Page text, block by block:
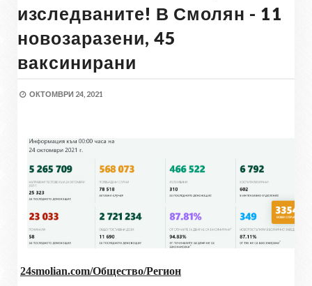
изследваните! В Смолян - 11
новозаразени, 45
ваксинирани
ОКТОМВРИ 24, 2021
24smolian.com/Общество/Регион